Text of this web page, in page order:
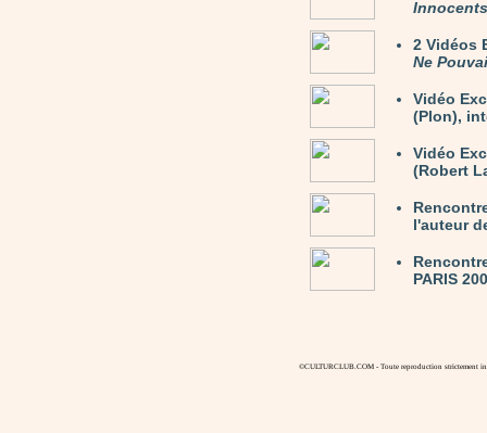
2 Vidéos
Ne
Vidéo
(Plon),
Vidéo
(Robert
l'auteur
PARIS
©CULTURCLUB.COM - Toute reproduction strictement